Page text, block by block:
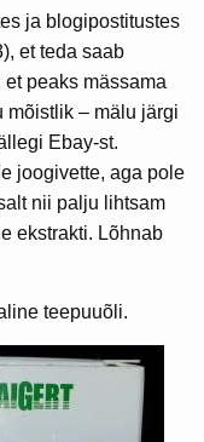
ja blogipostitustes
et teda saab
peaks mässama
mõistlik – mälu järgi
Ebay-st.
joogivette, aga pole
nii palju lihtsam
ekstrakti. Lõhnab
teepuuõli.